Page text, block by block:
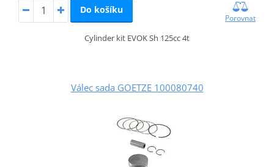
Do košíku
Porovnat
Cylinder kit EVOK Sh 125cc 4t
Válec sada GOETZE 100080740